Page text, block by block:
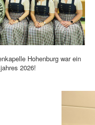
Hohenburg war ein
2026!